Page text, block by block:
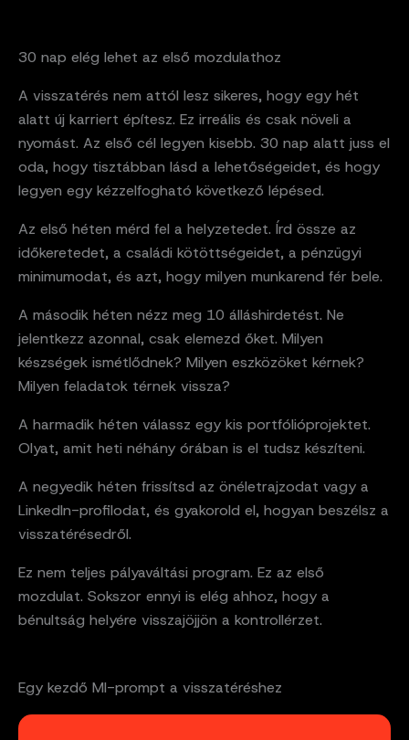
30 nap elég lehet az első mozdulathoz
A visszatérés nem attól lesz sikeres, hogy egy hét
alatt új karriert építesz. Ez irreális és csak növeli a
nyomást. Az első cél legyen kisebb. 30 nap alatt juss el
oda, hogy tisztábban lásd a lehetőségeidet, és hogy
legyen egy kézzelfogható következő lépésed.
Az első héten mérd fel a helyzetedet. Írd össze az
időkeretedet, a családi kötöttségeidet, a pénzügyi
minimumodat, és azt, hogy milyen munkarend fér bele.
A második héten nézz meg 10 álláshirdetést. Ne
jelentkezz azonnal, csak elemezd őket. Milyen
készségek ismétlődnek? Milyen eszközöket kérnek?
Milyen feladatok térnek vissza?
A harmadik héten válassz egy kis portfólióprojektet.
Olyat, amit heti néhány órában is el tudsz készíteni.
A negyedik héten frissítsd az önéletrajzodat vagy a
LinkedIn-profilodat, és gyakorold el, hogyan beszélsz a
visszatérésedről.
Ez nem teljes pályaváltási program. Ez az első
mozdulat. Sokszor ennyi is elég ahhoz, hogy a
bénultság helyére visszajöjjön a kontrollérzet.
Egy kezdő MI-prompt a visszatéréshez